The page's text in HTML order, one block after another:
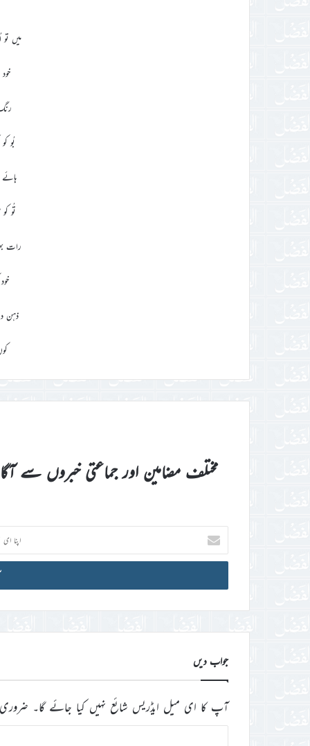
میں
بُو
ہائے
تُو
رات
ذہن
مختلف مضامین اور جماعتی خبروں سے
اپنا
ای
میل
ڈی
جواب دیں
آپ کا ای میل ایڈریس شائع نہیں کیا جائے گا۔